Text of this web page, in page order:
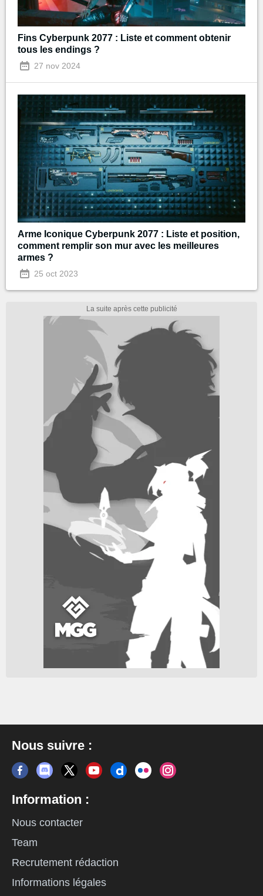
Fins Cyberpunk 2077 : Liste et comment obtenir
tous les endings ?
27 nov 2024
Arme Iconique Cyberpunk 2077 : Liste et position,
comment remplir son mur avec les meilleures
armes ?
25 oct 2023
Nous suivre :
Information :
Nous contacter
Team
Recrutement rédaction
Informations légales